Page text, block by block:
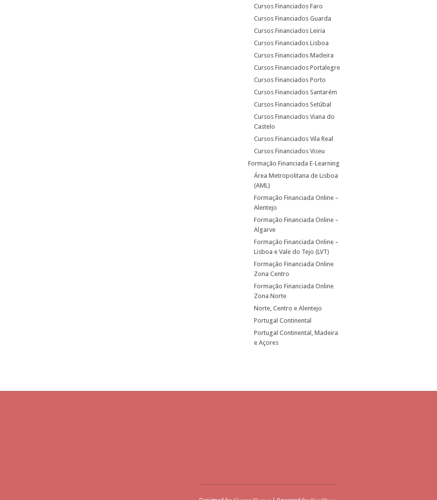
Cursos Financiados Faro
Cursos Financiados Guarda
Cursos Financiados Leiria
Cursos Financiados Lisboa
Cursos Financiados Madeira
Cursos Financiados Portalegre
Cursos Financiados Porto
Cursos Financiados Santarém
Cursos Financiados Setúbal
Cursos Financiados Viana do
Castelo
Cursos Financiados Vila Real
Cursos Financiados Viseu
Formação Financiada E-Learning
Área Metropolitana de Lisboa
(AML)
Formação Financiada Online –
Alentejo
Formação Financiada Online –
Algarve
Formação Financiada Online –
Lisboa e Vale do Tejo (LVT)
Formação Financiada Online
Zona Centro
Formação Financiada Online
Zona Norte
Norte, Centro e Alentejo
Portugal Continental
Portugal Continental, Madeira
e Açores